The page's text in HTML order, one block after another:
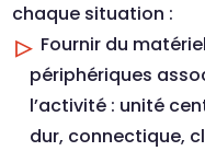
chaque situation :
Fournir du
périphériques
l’activité : unité
dur, connectique,